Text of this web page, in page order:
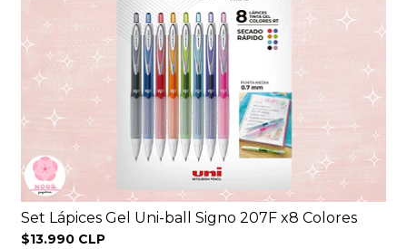
Set Lápices Gel Uni-ball Signo 207F x8 Colores
$13.990 CLP